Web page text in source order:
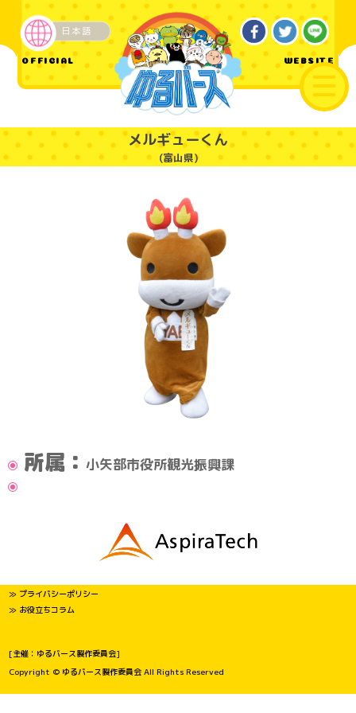
OFFICIAL WEBSITE
日本語
ご当地
メルギューくん
(富山県)
所属： 小矢部市役所観光振興課
≫ プライバシーポリシー
≫ お役立ちコラム
[主催：ゆるバース製作委員会]
Copyright © ゆるバース製作委員会 All Rights Reserved